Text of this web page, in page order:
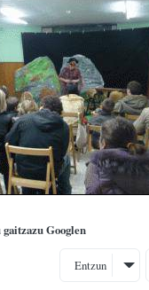
Googlen
Entzun